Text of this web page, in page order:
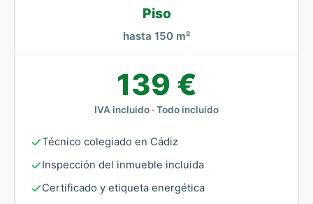
Piso
hasta 150 m²
139 €
IVA incluido · Todo incluido
Técnico colegiado en Cádiz
Inspección del inmueble incluida
Certificado y etiqueta energética